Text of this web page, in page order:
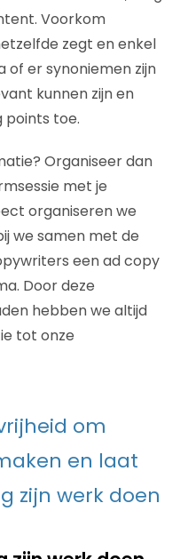
Voorkom
zegt en enkel
of er synoniemen zijn
kunnen zijn en
points toe.
Organiseer dan
met je
organiseren we
we samen met de
een ad copy
Door deze
hebben we altijd
tot onze
om
en laat
zijn werk doen